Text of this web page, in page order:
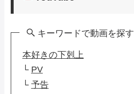
キーワードで動画を探す
本好きの下剋上
└ PV
└ 予告